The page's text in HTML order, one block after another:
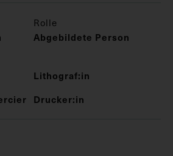
Rolle
Abgebildete Person
Lithograf:in
Drucker:in